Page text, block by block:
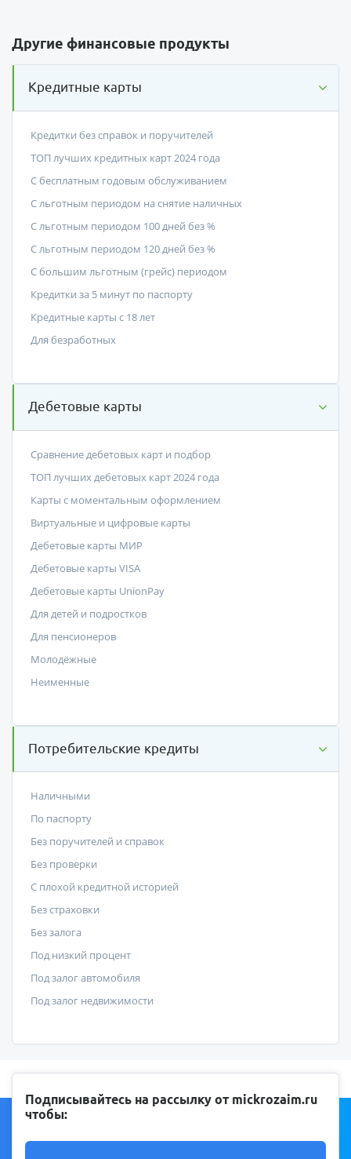
Другие финансовые продукты
Кредитные карты
Кредитки без справок и поручителей
ТОП лучших кредитных карт 2024 года
С бесплатным годовым обслуживанием
С льготным периодом на снятие наличных
С льготным периодом 100 дней без %
С льготным периодом 120 дней без %
С большим льготным (грейс) периодом
Кредитки за 5 минут по паспорту
Кредитные карты с 18 лет
Для безработных
Дебетовые карты
Сравнение дебетовых карт и подбор
ТОП лучших дебетовых карт 2024 года
Карты с моментальным оформлением
Виртуальные и цифровые карты
Дебетовые карты МИР
Дебетовые карты VISA
Дебетовые карты UnionPay
Для детей и подростков
Для пенсионеров
Молодёжные
Неименные
Потребительские кредиты
Наличными
По паспорту
Без поручителей и справок
Без проверки
С плохой кредитной историей
Без страховки
Без залога
Под низкий процент
Под залог автомобиля
Под залог недвижимости
Подписывайтесь на рассылку от mickrozaim.ru
чтобы: